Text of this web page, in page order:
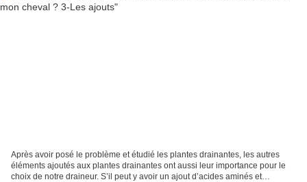
Après avoir posé le problème et étudié les plantes drainantes, les autres
éléments ajoutés aux plantes drainantes ont aussi leur importance pour le
choix de notre draineur. S’il peut y avoir un ajout d’acides aminés et